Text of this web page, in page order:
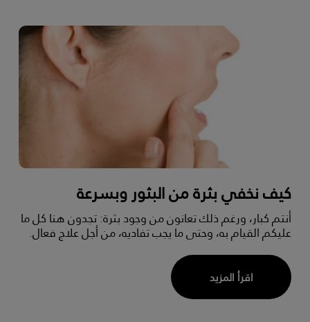
كيف نخفي بثرة من البثور وبسرعة
أنتم كبار، ورغم ذلك تعانون من وجود بثرة: تجدون هنا كل ما
عليكم القيام به، وحتى ما يجب تفاديه، من أجل علاج فعال.
اقرأ المزيد